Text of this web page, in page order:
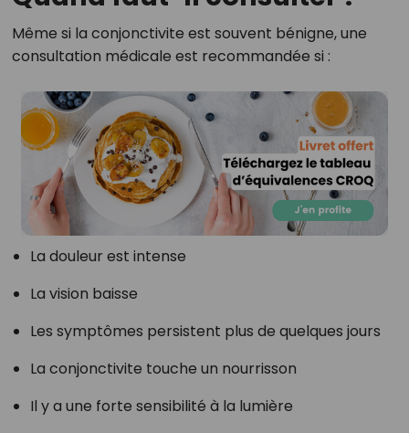
Même si la conjonctivite est souvent bénigne, une
consultation médicale est recommandée si :
La douleur est intense
La vision baisse
Les symptômes persistent plus de quelques jours
La conjonctivite touche un nourrisson
Il y a une forte sensibilité à la lumière